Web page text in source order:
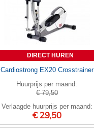
DIRECT HUREN
Cardiostrong EX20 Crosstrainer
Huurprijs per maand:
€ 79,50
Verlaagde huurprijs per maand:
€ 29,50